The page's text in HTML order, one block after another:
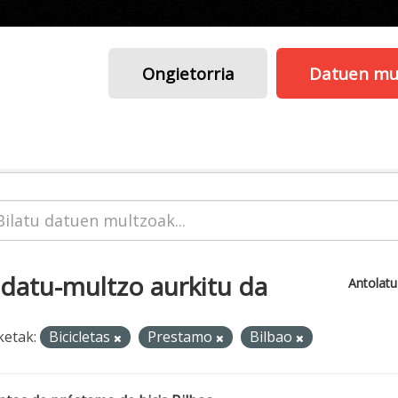
Ongietorria Datuen
multzo aurkitu da
Bicicletas Prestamo Bilbao